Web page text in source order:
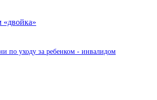
«двойка»
по уходу за ребенком - инвалидом